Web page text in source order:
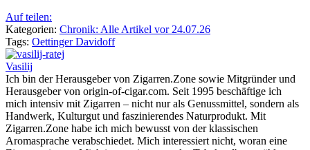
Auf teilen:
Kategorien: Chronik: Alle Artikel vor 24.07.26
Tags: Oettinger Davidoff
Vasilij
Ich bin der Herausgeber von Zigarren.Zone sowie Mitgründer und
Herausgeber von origin-of-cigar.com. Seit 1995 beschäftige ich
mich intensiv mit Zigarren – nicht nur als Genussmittel, sondern als
Handwerk, Kulturgut und faszinierendes Naturprodukt. Mit
Zigarren.Zone habe ich mich bewusst von der klassischen
Aromasprache verabschiedet. Mich interessiert nicht, woran eine